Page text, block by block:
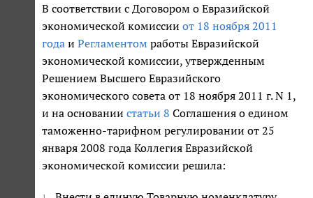
В соответствии с Договором о Евразийской
экономической комиссии от 18 ноября 2011
года и Регламентом работы Евразийской
экономической комиссии, утвержденным
Решением Высшего Евразийского
экономического совета от 18 ноября 2011 г. N 1,
и на основании статьи 8 Соглашения о едином
таможенно-тарифном регулировании от 25
января 2008 года Коллегия Евразийской
экономической комиссии решила: